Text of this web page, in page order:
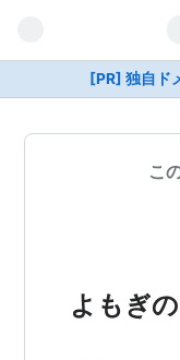
[PR] 独自ド
こ
よもぎ